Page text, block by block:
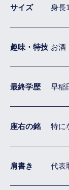
サイズ 身長
趣味・特技 お酒
最終学歴 早稲
座右の銘 特に
肩書き 代表